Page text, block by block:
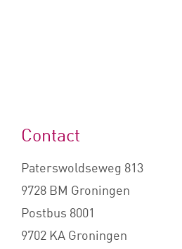
Contact
Paterswoldseweg 813
9728 BM Groningen
Postbus 8001
9702 KA Groningen